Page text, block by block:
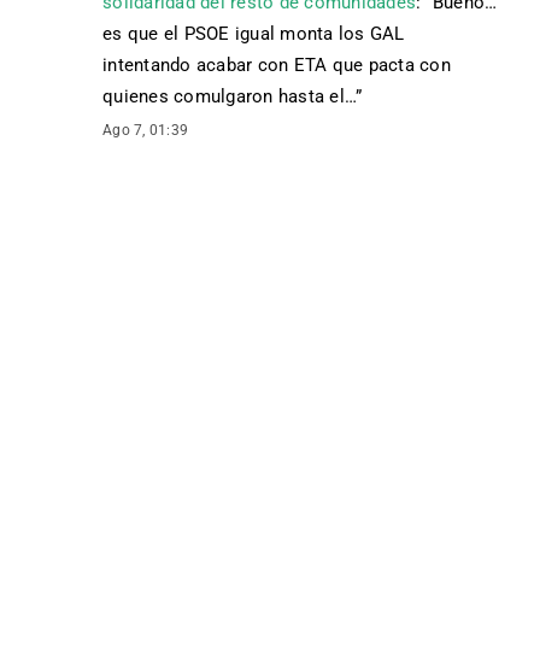
es que el PSOE igual monta los GAL
intentando acabar con ETA que pacta con
quienes comulgaron hasta el…”
Ago 7, 01:39